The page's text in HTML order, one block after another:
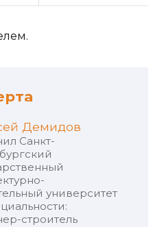
Демидов
Санкт-
университет
строитель